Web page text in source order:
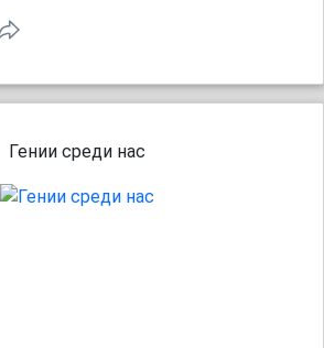
Гении среди нас